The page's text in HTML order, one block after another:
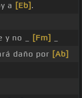
a [Eb] .
y no _ [Fm]
daño por [Ab]